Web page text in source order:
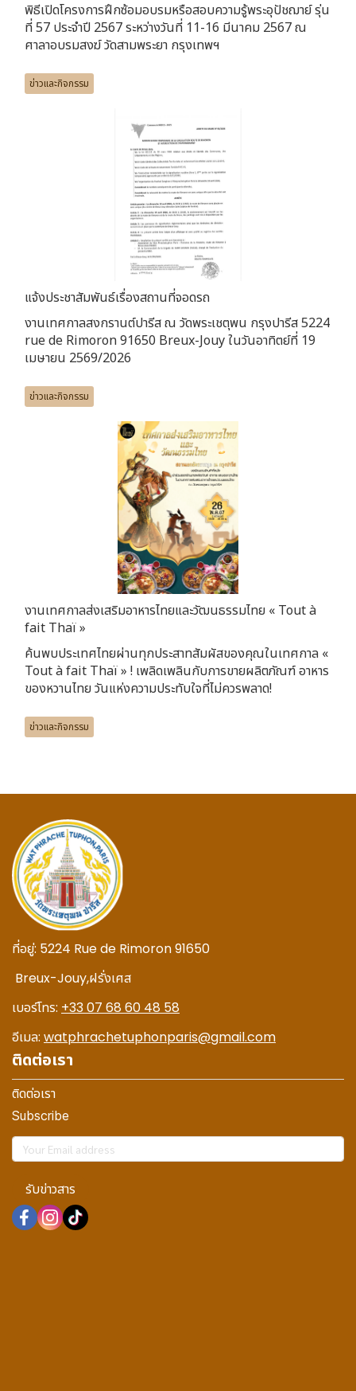
พิธีเปิดโครงการฝึกซ้อมอบรมหรือสอบความรู้พระอุปัชฌาย์ รุ่น
ที่ 57 ประจำปี 2567 ระหว่างวันที่ 11-16 มีนาคม 2567 ณ
ศาลาอบรมสงฆ์ วัดสามพระยา กรุงเทพฯ
ข่าวและกิจกรรม
แจ้งประชาสัมพันธ์เรื่องสถานที่จอดรถ
งานเทศกาลสงกรานต์ปารีส ณ วัดพระเชตุพน กรุงปารีส 5224
rue de Rimoron 91650 Breux-Jouy ในวันอาทิตย์ที่ 19
เมษายน 2569/2026
ข่าวและกิจกรรม
งานเทศกาลส่งเสริมอาหารไทยและวัฒนธรรมไทย « Tout à
fait Thaï »
ค้นพบประเทศไทยผ่านทุกประสาทสัมผัสของคุณในเทศกาล «
Tout à fait Thaï » ! เพลิดเพลินกับการขายผลิตภัณฑ์ อาหาร
ของหวานไทย วันแห่งความประทับใจที่ไม่ควรพลาด!
ข่าวและกิจกรรม
ที่อยู่: 5224 Rue de Rimoron 91650
Breux-Jouy,ฝรั่งเศส
เบอร์โทร: +33 07 68 60 48 58
อีเมล: watphrachetuphonparis@gmail.com
ติดต่อเรา
ติดต่อเรา
Subscribe
รับข่าวสาร